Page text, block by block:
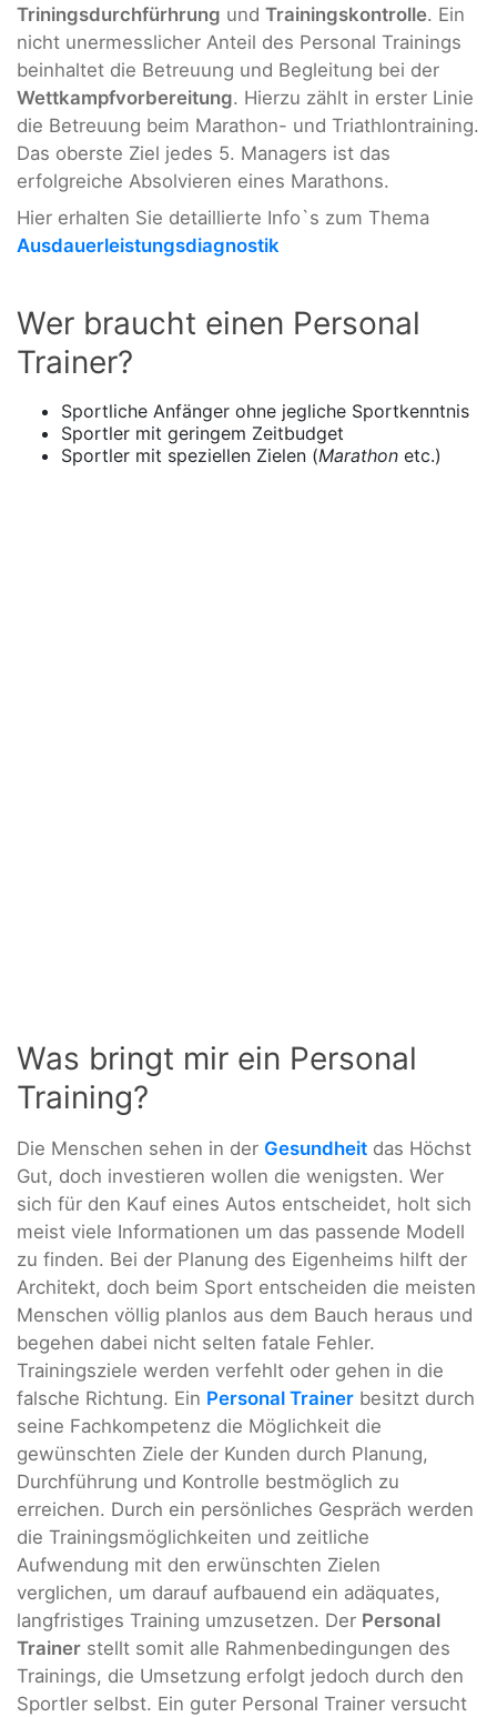
Triningsdurchfürhrung und Trainingskontrolle. Ein
nicht unermesslicher Anteil des Personal Trainings
beinhaltet die Betreuung und Begleitung bei der
Wettkampfvorbereitung. Hierzu zählt in erster Linie
die Betreuung beim Marathon- und Triathlontraining.
Das oberste Ziel jedes 5. Managers ist das
erfolgreiche Absolvieren eines Marathons.
Hier erhalten Sie detaillierte Info`s zum Thema
Ausdauerleistungsdiagnostik
Wer braucht einen Personal
Trainer?
Sportliche Anfänger ohne jegliche Sportkenntnis
Sportler mit geringem Zeitbudget
Sportler mit speziellen Zielen (Marathon etc.)
Was bringt mir ein Personal
Training?
Die Menschen sehen in der Gesundheit das Höchst
Gut, doch investieren wollen die wenigsten. Wer
sich für den Kauf eines Autos entscheidet, holt sich
meist viele Informationen um das passende Modell
zu finden. Bei der Planung des Eigenheims hilft der
Architekt, doch beim Sport entscheiden die meisten
Menschen völlig planlos aus dem Bauch heraus und
begehen dabei nicht selten fatale Fehler.
Trainingsziele werden verfehlt oder gehen in die
falsche Richtung. Ein Personal Trainer besitzt durch
seine Fachkompetenz die Möglichkeit die
gewünschten Ziele der Kunden durch Planung,
Durchführung und Kontrolle bestmöglich zu
erreichen. Durch ein persönliches Gespräch werden
die Trainingsmöglichkeiten und zeitliche
Aufwendung mit den erwünschten Zielen
verglichen, um darauf aufbauend ein adäquates,
langfristiges Training umzusetzen. Der Personal
Trainer stellt somit alle Rahmenbedingungen des
Trainings, die Umsetzung erfolgt jedoch durch den
Sportler selbst. Ein guter Personal Trainer versucht